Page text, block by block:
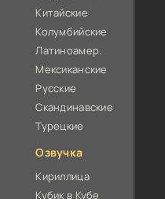
Китайские
Колумбийские
Латиноамер.
Мексиканские
Русские
Скандинавские
Турецкие
Озвучка
Кириллица
Кубик в Кубе